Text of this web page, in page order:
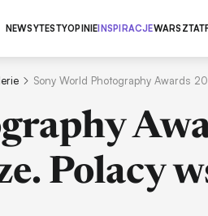
NEWSYTESTYOPINIEINSPIRACJEWARSZTAT
Sony World Photography Awards
Polacy